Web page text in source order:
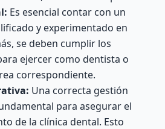
Es esencial contar con un
y experimentado en
se deben cumplir los
ejercer como dentista o
correspondiente.
Una correcta gestión
para asegurar el
de la clínica dental. Esto